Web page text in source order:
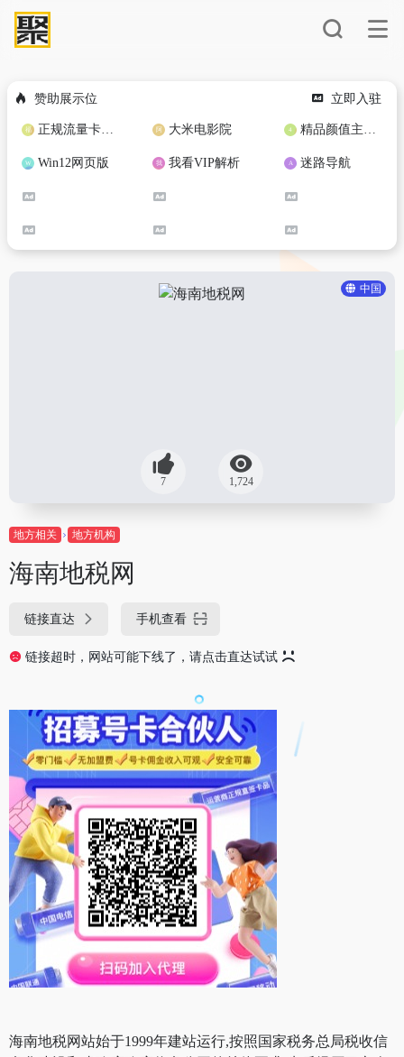
赞助展示位 立即入驻
正规流量卡免费加盟合作 大米电影院 精品颜值主播定制
Win12网页版 我看VIP解析 迷路导航
中国
7 1,724
地方相关 地方机构
海南地税网
链接直达 手机查看
链接超时，网站可能下线了，请点击直达试试
海南地税网站始于1999年建站运行,按照国家税务总局税收信